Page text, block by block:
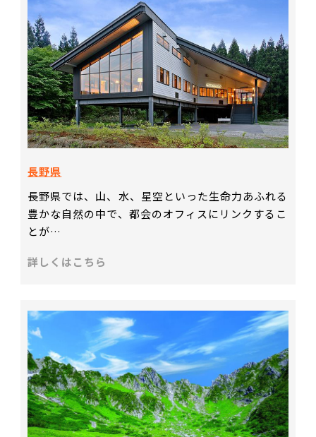
長野県
長野県では、山、水、星空といった生命力あふれる
豊かな自然の中で、都会のオフィスにリンクするこ
とが…
詳しくはこちら